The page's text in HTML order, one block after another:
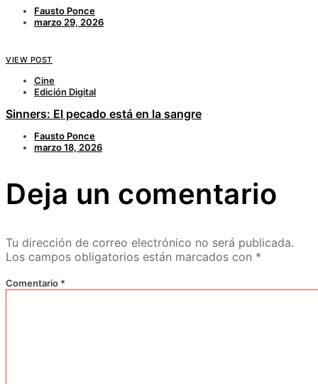
Fausto Ponce
marzo 29, 2026
VIEW POST
Cine
Edición Digital
Sinners: El pecado está en la sangre
Fausto Ponce
marzo 18, 2026
Deja un comentario
Tu dirección de correo electrónico no será publicada.
Los campos obligatorios están marcados con *
Comentario *